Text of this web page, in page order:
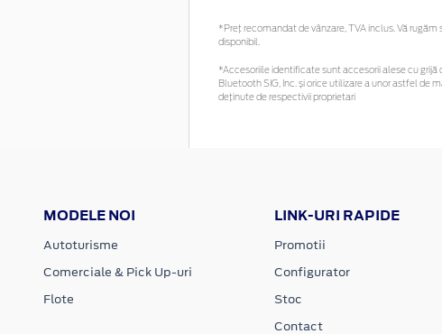
*Preţ recomandat de vânzare, TVA inclus. Vă
disponibil.
*Accesoriile identificate sunt accesorii alese cu grijă
Bluetooth SIG, Inc. și orice utilizare a unor astfel de
deținute de respectivii proprietari
MODELE NOI
Autoturisme
Comerciale & Pick Up-uri
Flote
LINK-URI RAPIDE
Promotii
Configurator
Stoc
Contact